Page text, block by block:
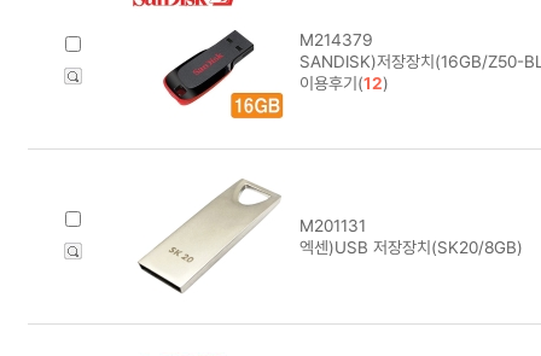
M214379
SANDISK)저장장치(16GB/Z50-
이용후기(12)
M201131
엑센)USB 저장장치(SK20/8GB)